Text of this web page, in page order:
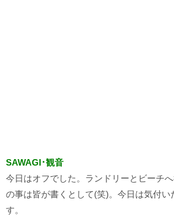
SAWAGI･観音
今日はオフでした。ランドリーとビーチ
の事は皆が書くとして(笑)。今日は気付い
す。